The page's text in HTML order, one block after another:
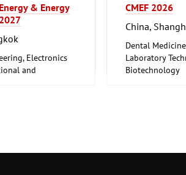
& Energy
Electronics
and
CMEF 2026
China,
Dental
Laboratory
Biotechnology